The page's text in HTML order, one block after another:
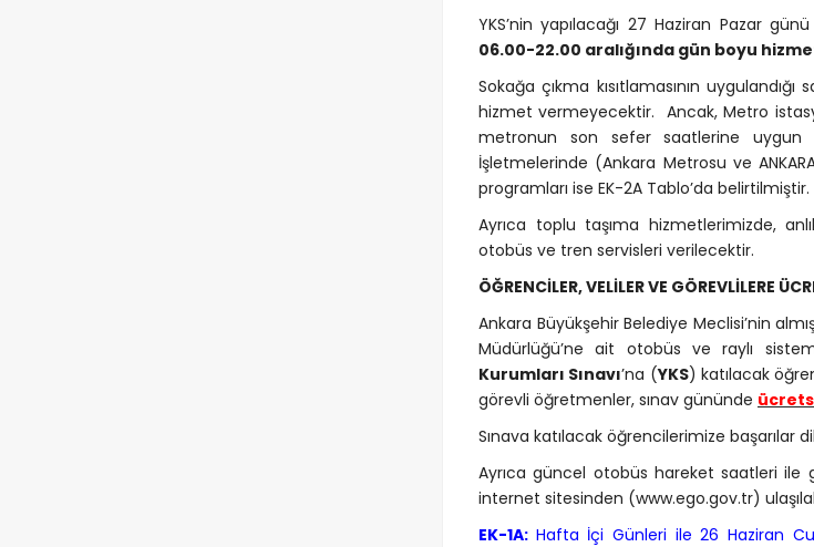
YKS’nin yapılacağı 27 Haziran Pazar
06.00-22.00 aralığında gün boyu
Sokağa çıkma kısıtlamasının
hizmet vermeyecektir. Ancak, Metro
metronun son sefer saatlerine uygun
İşletmelerinde (Ankara Metrosu ve
programları ise EK-2A Tablo’da belirtilmiştir.
Ayrıca toplu taşıma hizmetlerimizde,
otobüs ve tren servisleri verilecektir.
ÖĞRENCİLER, VELİLER VE GÖREVLİLERE
Ankara Büyükşehir Belediye Meclisi’nin
Müdürlüğü’ne ait otobüs ve raylı
Kurumları Sınavı’na (YKS) katılacak
görevli öğretmenler, sınav gününde
Sınava katılacak öğrencilerimize başarılar
Ayrıca güncel otobüs hareket saatleri ile
internet sitesinden (www.ego.gov.tr)
EK-1A: Hafta İçi Günleri ile 26 Haziran